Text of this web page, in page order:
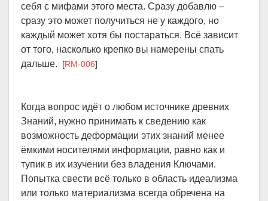
себя с мифами этого места. Сразу добавлю –
сразу это может получиться не у каждого, но
каждый может хотя бы постараться. Всё зависит
от того, насколько крепко вы намерены спать
дальше. [RM-006]
Когда вопрос идёт о любом источнике древних
Знаний, нужно принимать к сведению как
возможность деформации этих знаний менее
ёмкими носителями информации, равно как и
тупик в их изучении без владения Ключами.
Попытка свести всё только в область идеализма
или только материализма всегда обречена на